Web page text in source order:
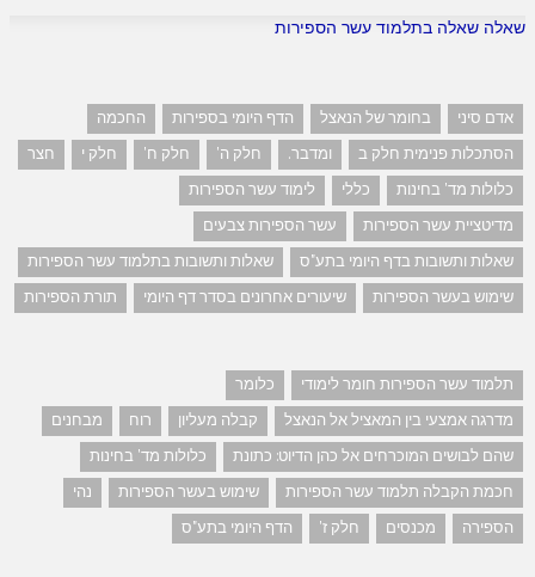
שאלה שאלה בתלמוד עשר הספירות
אדם סיני בחומר של הנאצל הדף היומי בספירות
החכמה
הסתכלות פנימית חלק ב
ומדבר. חלק ה' חלק ח' חלק י
חצר
כלולות מד' בחינות
כללי
לימוד עשר הספירות
מדיטציית עשר הספירות
עשר הספירות צבעים
שאלות ותשובות בדף היומי בתע"ס
שאלות ותשובות בתלמוד עשר הספירות
שימוש בעשר הספירות
שיעורים אחרונים בסדר דף היומי תורת הספירות
תלמוד עשר הספירות חומר לימודי
כלומר
מדרגה אמצעי בין המאציל אל הנאצל
קבלה מעליון רוח
מבחנים
שהם לבושים המוכרחים אל כהן הדיוט: כתונת
כלולות מד' בחינות
חכמת הקבלה תלמוד עשר הספירות
שימוש בעשר הספירות
נהי
הספירה
מכנסים חלק ז' הדף היומי בתע"ס